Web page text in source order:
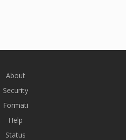
About
Security
Formati
Help
Status